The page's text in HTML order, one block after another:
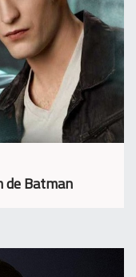
de Batman